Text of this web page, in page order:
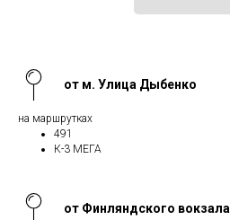
от м. Улица Дыбенко
на маршрутках
491
К-3 МЕГА
от Финляндского вокзала